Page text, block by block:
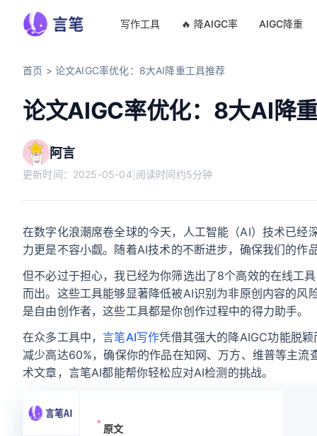
写作工具 🔥 降AIGC率 AIGC降重
首页 > 论文AIGC率优化：8大AI降重工具推荐
论文AIGC率优化：8大AI降
阿言
更新时间： 2025-05-04 阅读时间约5分钟
在数字化浪潮席卷全球的今天，人工智能（AI）技术已
力更是不容小觑。随着AI技术的不断进步，确保我们的作
但不必过于担心，我已经为你筛选出了8个高效的在线工
而出。这些工具能够显著降低被AI识别为非原创内容的
是自由创作者，这些工具都是你创作过程中的得力助手。
在众多工具中，言笔AI写作凭借其强大的降AIGC功能脱
减少高达60%，确保你的作品在知网、万方、维普等主
术文章，言笔AI都能帮你轻松应对AI检测的挑战。
原文